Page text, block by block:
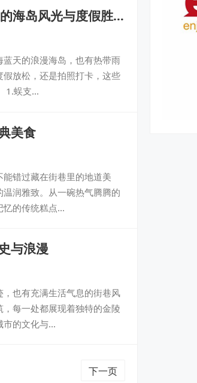
海岛风光与度假胜
天的浪漫海岛，也有热带雨
放松，还是拍照打卡，这些
1.蜈支…
美食
错过藏在街巷里的地道美
润雅致。从一碗热气腾腾的
忆的传统糕点…
与浪漫
也有充满生活气息的街巷风
，每一处都展现着独特的金陵
市的文化与…
下一页